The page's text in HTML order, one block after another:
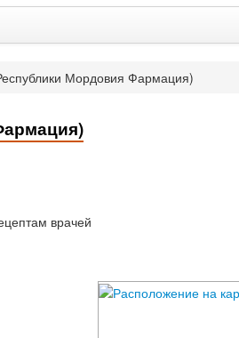
Мордовия Фармация)
врачей